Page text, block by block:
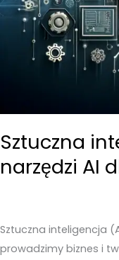
Sztuczna
narzędzi AI
Sztuczna inteligencja
prowadzimy biznes i